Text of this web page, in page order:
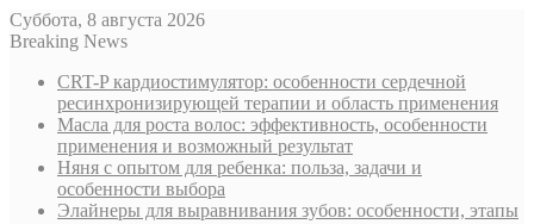
Суббота, 8 августа 2026
Breaking News
CRT-P кардиостимулятор: особенности сердечной
ресинхронизирующей терапии и область применения
Масла для роста волос: эффективность, особенности
применения и возможный результат
Няня с опытом для ребенка: польза, задачи и
особенности выбора
Элайнеры для выравнивания зубов: особенности, этапы